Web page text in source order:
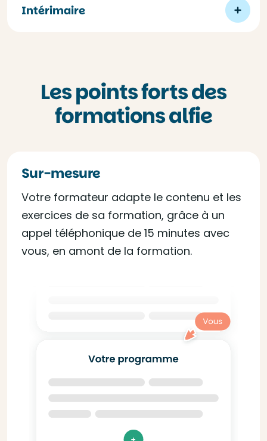
Intérimaire
Les points forts des
formations alfie
Sur-mesure
Votre formateur adapte le contenu et les
exercices de sa formation, grâce à un
appel téléphonique de 15 minutes avec
vous, en amont de la formation.